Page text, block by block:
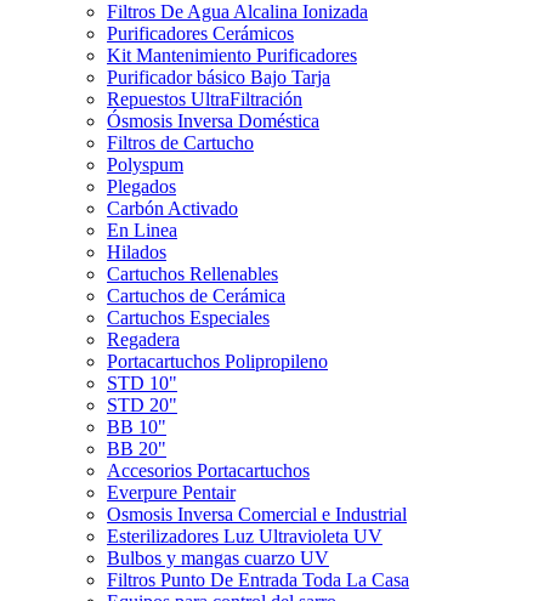
Filtros De Agua Alcalina Ionizada
Purificadores Cerámicos
Kit Mantenimiento Purificadores
Purificador básico Bajo Tarja
Repuestos UltraFiltración
Ósmosis Inversa Doméstica
Filtros de Cartucho
Polyspum
Plegados
Carbón Activado
En Linea
Hilados
Cartuchos Rellenables
Cartuchos de Cerámica
Cartuchos Especiales
Regadera
Portacartuchos Polipropileno
STD 10"
STD 20"
BB 10"
BB 20"
Accesorios Portacartuchos
Everpure Pentair
Osmosis Inversa Comercial e Industrial
Esterilizadores Luz Ultravioleta UV
Bulbos y mangas cuarzo UV
Filtros Punto De Entrada Toda La Casa